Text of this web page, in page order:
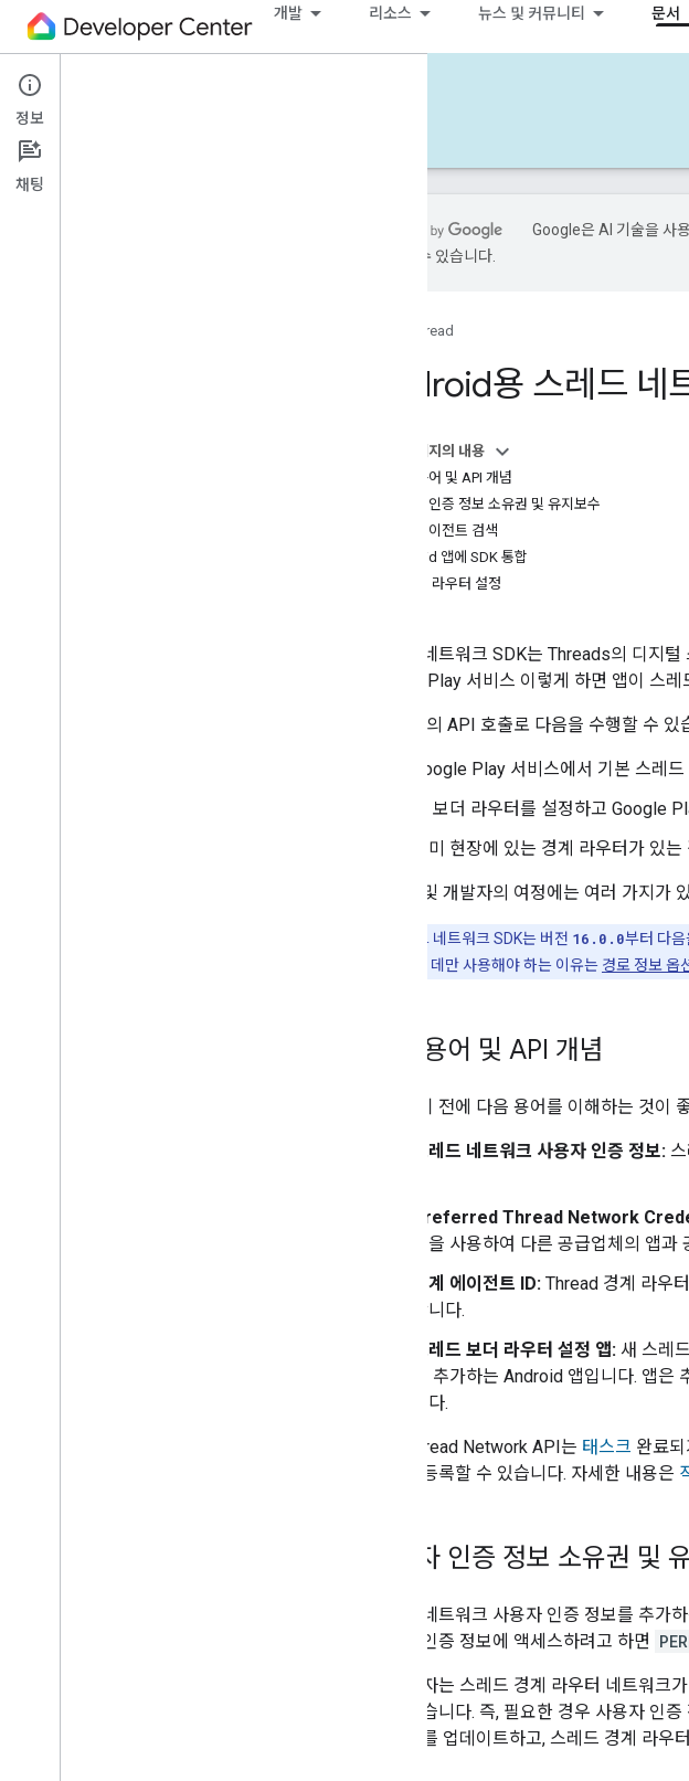
개발 리소스 뉴스 및 커뮤니티 문서
Thread
Get Started
Google은 AI 기술을 사
가 있을 수 있습니다.
Thread
Android용 스레드 네
이 페이지의 내용
주요 용어 및 API 개념
사용자 인증 정보 소유권 및 유지보수
보더 에이전트 검색
Android 앱에 SDK 통합
새 경계 라우터 설정
스레드 네트워크 SDK는 Threads의 디지
Google Play 서비스 이렇게 하면 앱이 스
단 몇 번의 API 호출로 다음을 수행할 수 있
Google Play 서비스에서 기본 스레
새 보더 라우터를 설정하고 Google
이미 현장에 있는 경계 라우터가 있
사용자 및 개발자의 여정에는 여러 가지가
스레드 네트워크 SDK는 버전 16.0.0부터 다
기기에 연결하는 데만 사용해야 하는 이유는 경로 정보 옵
주요 용어 및 API 개념
시작하기 전에 다음 용어를 이해하는 것이
스레드 네트워크 사용자 인증 정보:
Preferred Thread Network
명을 사용하여 다른 공급업체의 앱과
경계 에이전트 ID: Thread 경계 라우
합니다.
스레드 보더 라우터 설정 앱: 새 스레
에 추가하는 Android 앱입니다. 앱
니다.
많은 Thread Network API는 태스크 완료
콜백을 등록할 수 있습니다. 자세한 내용은
사용자 인증 정보 소유권 및
스레드 네트워크 사용자 인증 정보를 추가
사용자 인증 정보에 액세스하려고 하면
앱 소유자는 스레드 경계 라우터 네트워
것이 좋습니다. 즉, 필요한 경우 사용자 인
증 정보를 업데이트하고, 스레드 경계 라
정보
채팅